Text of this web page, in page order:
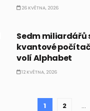
26 KVĚTNA, 2026
Sedm miliardářů
kvantové
volí Alphabet
12 KVĚTNA, 2026
1 2 …